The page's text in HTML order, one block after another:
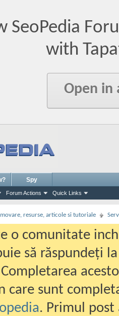
SeoPedia
with
Open in
Forum Actions Quick Links
Spy
resurse, articole si tutoriale
o comunitate
să răspundeți
care sunt
. Primul